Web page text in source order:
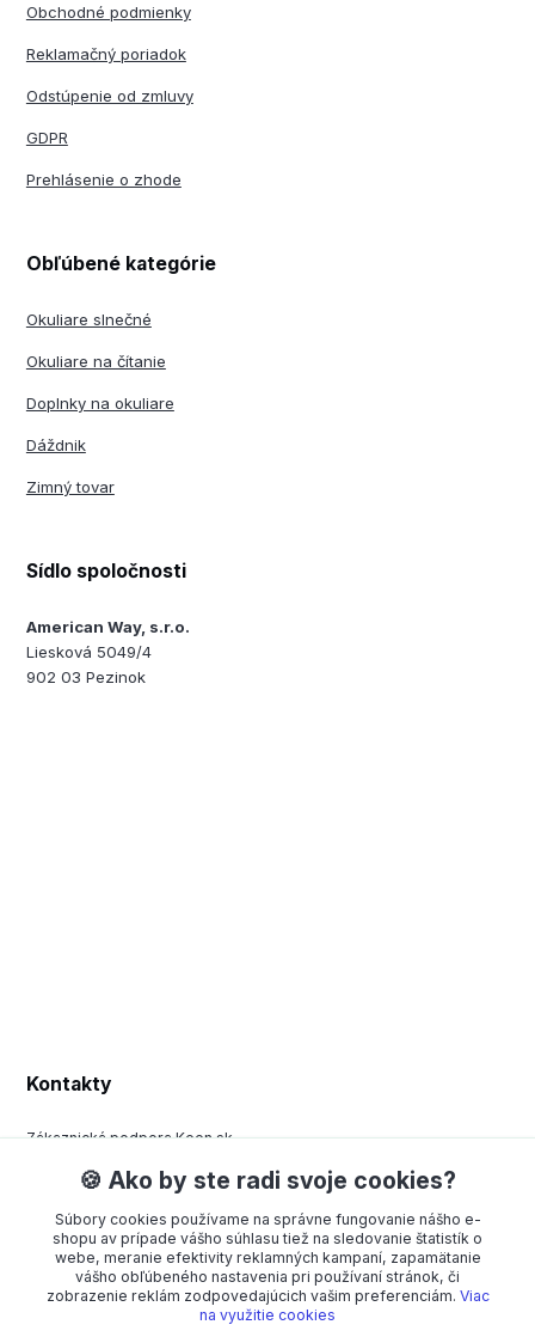
Obchodné podmienky
Reklamačný poriadok
Odstúpenie od zmluvy
GDPR
Prehlásenie o zhode
Obľúbené kategórie
Okuliare slnečné
Okuliare na čítanie
Doplnky na okuliare
Dáždnik
Zimný tovar
Sídlo spoločnosti
American Way, s.r.o.
Liesková 5049/4
902 03 Pezinok
Kontakty
Zákaznická podpora Keen.sk
+420 377 443 970
(Po-Pá, 8-15 hod.)
order@americanway.sk
🍪 Ako by ste radi svoje cookies?
Súbory cookies používame na správne fungovanie nášho e-
shopu av prípade vášho súhlasu tiež na sledovanie štatistík o
webe, meranie efektivity reklamných kampaní, zapamätanie
vášho obľúbeného nastavenia pri používaní stránok, či
zobrazenie reklám zodpovedajúcich vašim preferenciám. Viac
na využitie cookies